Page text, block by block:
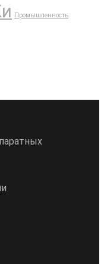
Промышленность